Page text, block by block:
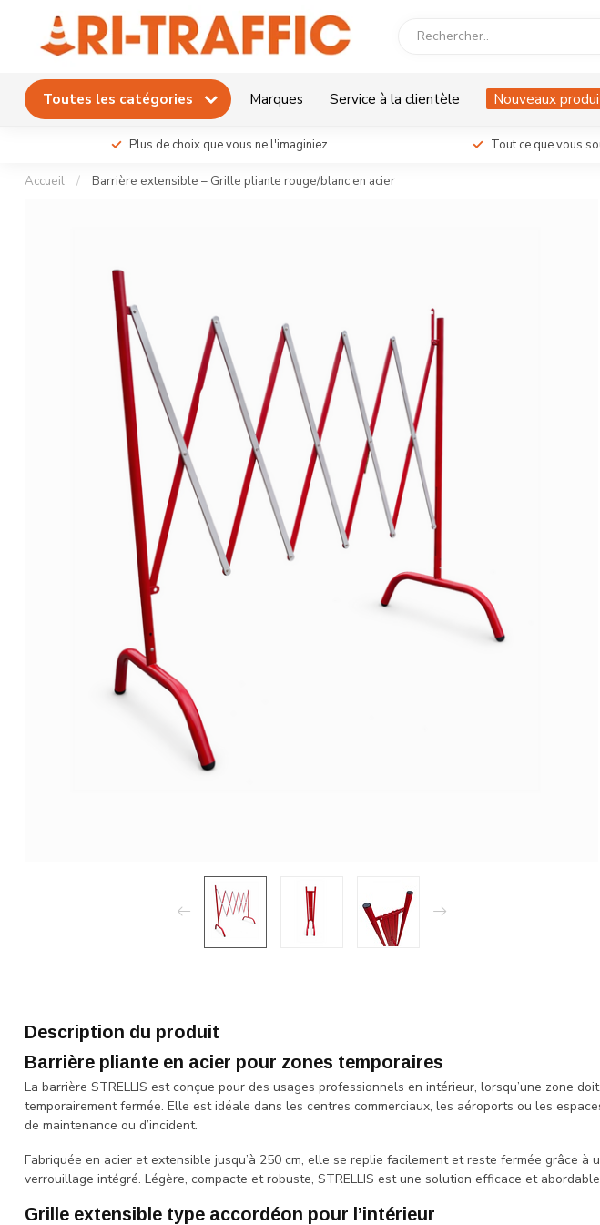
Toutes les catégories Marques Service à la clientèle Nouveaux
Plus de choix que vous ne l'imaginiez. Tout ce que vous
Accueil / Barrière extensible – Grille pliante rouge/blanc en acier
Description du produit
Barrière pliante en acier pour zones temporaires
La barrière STRELLIS est conçue pour des usages professionnels en intérieur, lorsqu’une zone
temporairement fermée. Elle est idéale dans les centres commerciaux, les aéroports ou les
de maintenance ou d’incident.
Fabriquée en acier et extensible jusqu’à 250 cm, elle se replie facilement et reste fermée grâce à
verrouillage intégré. Légère, compacte et robuste, STRELLIS est une solution efficace et
Grille extensible type accordéon pour l’intérieur